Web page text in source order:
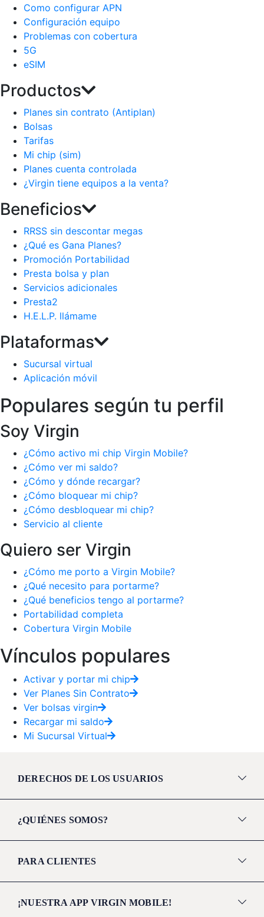
Como configurar APN
Configuración equipo
Problemas con cobertura
5G
eSIM
Productos
Planes sin contrato (Antiplan)
Bolsas
Tarifas
Mi chip (sim)
Planes cuenta controlada
¿Virgin tiene equipos a la venta?
Beneficios
RRSS sin descontar megas
¿Qué es Gana Planes?
Promoción Portabilidad
Presta bolsa y plan
Servicios adicionales
Presta2
H.E.L.P. llámame
Plataformas
Sucursal virtual
Aplicación móvil
Populares según tu perfil
Soy Virgin
¿Cómo activo mi chip Virgin Mobile?
¿Cómo ver mi saldo?
¿Cómo y dónde recargar?
¿Cómo bloquear mi chip?
¿Cómo desbloquear mi chip?
Servicio al cliente
Quiero ser Virgin
¿Cómo me porto a Virgin Mobile?
¿Qué necesito para portarme?
¿Qué beneficios tengo al portarme?
Portabilidad completa
Cobertura Virgin Mobile
Vínculos populares
Activar y portar mi chip
Ver Planes Sin Contrato
Ver bolsas virgin
Recargar mi saldo
Mi Sucursal Virtual
DERECHOS DE LOS USUARIOS
¿QUIÉNES SOMOS?
PARA CLIENTES
¡NUESTRA APP VIRGIN MOBILE!